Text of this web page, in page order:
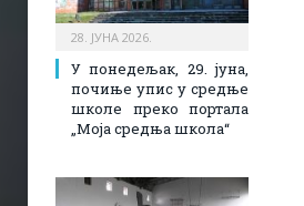
28. ЈУНА 2026.
У понедељак, 29. јуна,
почиње упис у средње
школе преко портала
„Моја средња школа“